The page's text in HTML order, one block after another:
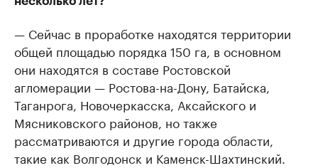
— Сейчас в проработке находятся территории
общей площадью порядка 150 га, в основном
они находятся в составе Ростовской
агломерации — Ростова-на-Дону, Батайска,
Таганрога, Новочеркасска, Аксайского и
Мясниковского районов, но также
рассматриваются и другие города области,
такие как Волгодонск и Каменск-Шахтинский.